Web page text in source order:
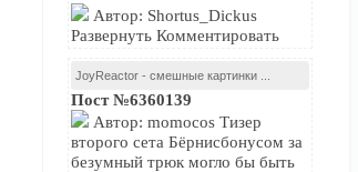
Автор: Shortus_Dickus
Развернуть Комментировать
JoyReactor - смешные картинки ...
Пост №6360139
Автор: momocos Тизер
второго сета Бёрнисбонусом за
безумный трюк могло бы быть